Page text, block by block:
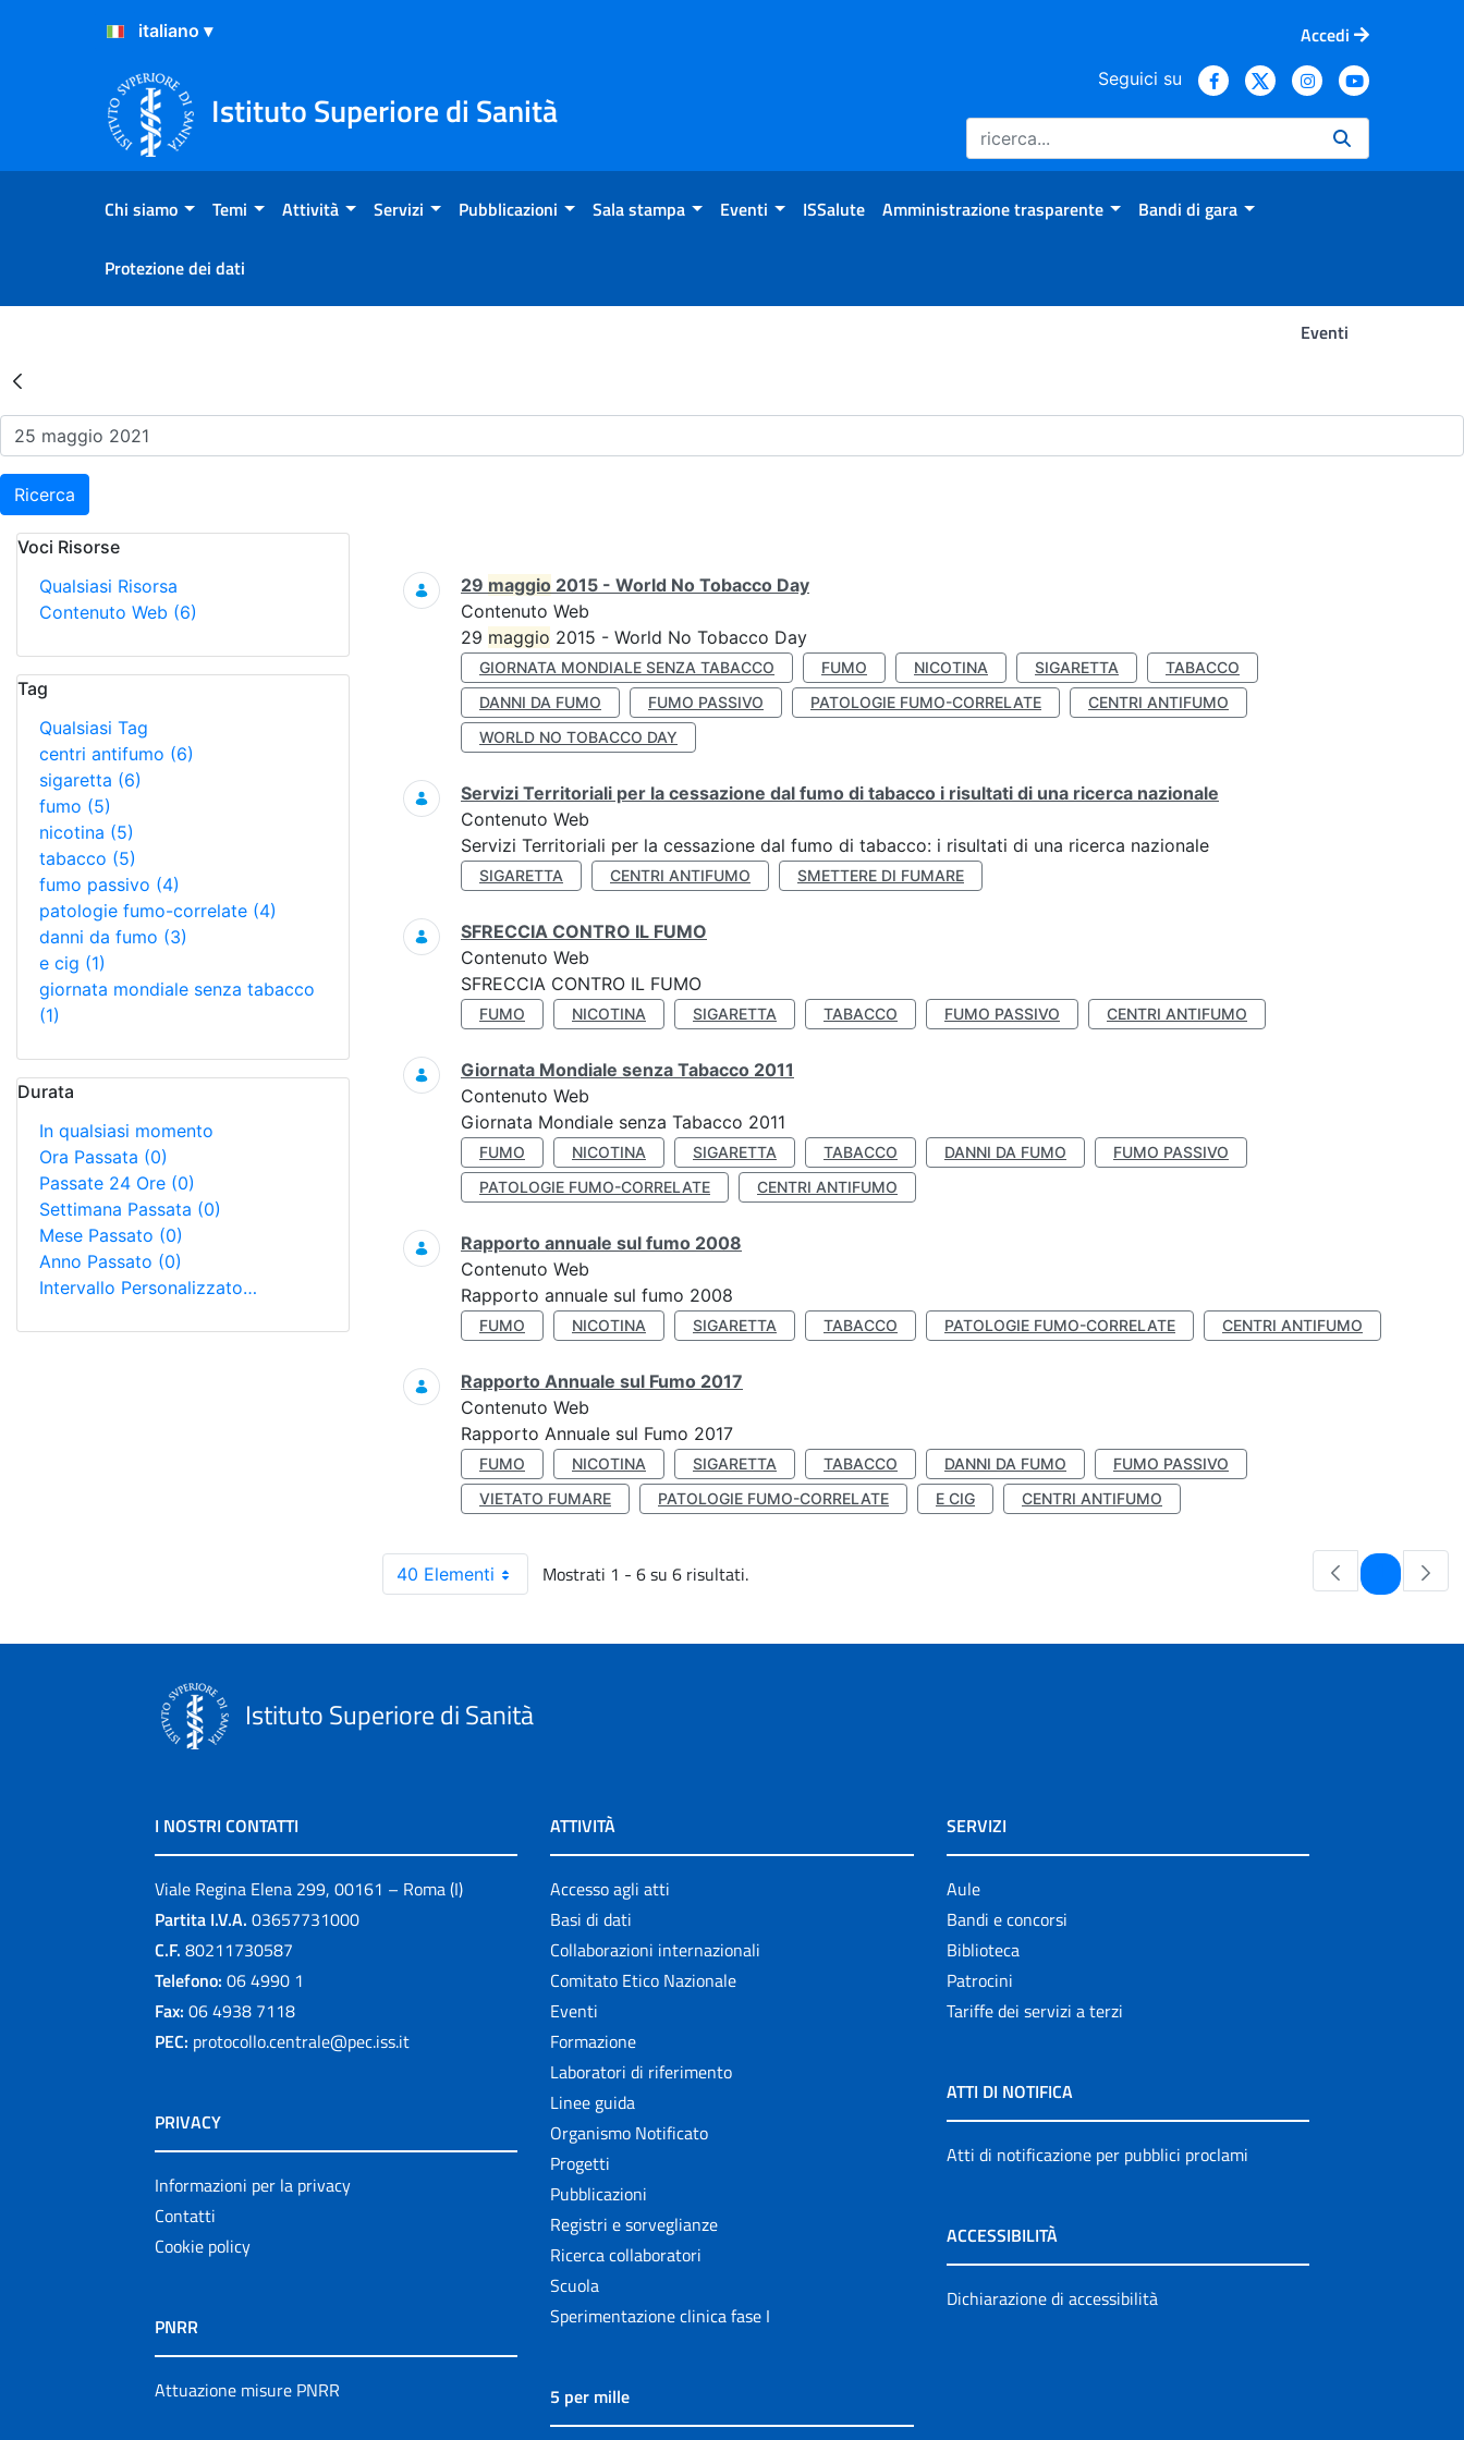
Salta al Contenuto
Salta al Footer
Accedi
Istituto Superiore di Sanità
Seguici su
Chi siamo Temi Attività Servizi Pubblicazioni Sala stampa Eventi ISSalute Amministrazione trasparente Bandi di gara
Protezione dei dati
Eventi
Risultati della Ricerca - Eventi
Ricerca
Voci Risorse
Qualsiasi Risorsa
Contenuto Web (6)
Tag
Qualsiasi Tag
centri antifumo (6)
sigaretta (6)
fumo (5)
nicotina (5)
tabacco (5)
fumo passivo (4)
patologie fumo-correlate (4)
danni da fumo (3)
e cig (1)
giornata mondiale senza tabacco
(1)
Durata
In qualsiasi momento
Ora Passata (0)
Passate 24 Ore (0)
Settimana Passata (0)
Mese Passato (0)
Anno Passato (0)
Intervallo Personalizzato…
Ricerca
29 maggio 2015 - World No Tobacco Day
Contenuto Web
29 maggio 2015 - World No Tobacco Day
GIORNATA MONDIALE SENZA TABACCO FUMO NICOTINA SIGARETTA
TABACCO
DANNI DA FUMO
FUMO PASSIVO PATOLOGIE FUMO-CORRELATE
CENTRI ANTIFUMO
WORLD NO TOBACCO DAY
Servizi Territoriali per la cessazione dal fumo di tabacco i risultati di una ricerca nazionale
Contenuto Web
Servizi Territoriali per la cessazione dal fumo di tabacco: i risultati di una ricerca nazionale
SIGARETTA CENTRI ANTIFUMO SMETTERE DI FUMARE
SFRECCIA CONTRO IL FUMO
Contenuto Web
SFRECCIA CONTRO IL FUMO
FUMO NICOTINA SIGARETTA TABACCO FUMO PASSIVO CENTRI ANTIFUMO
Giornata Mondiale senza Tabacco 2011
Contenuto Web
Giornata Mondiale senza Tabacco 2011
FUMO NICOTINA SIGARETTA TABACCO DANNI DA FUMO
FUMO PASSIVO
PATOLOGIE FUMO-CORRELATE
CENTRI ANTIFUMO
Rapporto annuale sul fumo 2008
Contenuto Web
Rapporto annuale sul fumo 2008
FUMO NICOTINA SIGARETTA TABACCO PATOLOGIE FUMO-CORRELATE CENTRI ANTIFUMO
Rapporto Annuale sul Fumo 2017
Contenuto Web
Rapporto Annuale sul Fumo 2017
FUMO NICOTINA SIGARETTA TABACCO DANNI DA FUMO
FUMO PASSIVO
VIETATO FUMARE
PATOLOGIE FUMO-CORRELATE E CIG CENTRI ANTIFUMO
40 Elementi Mostrati 1 - 6 su 6 risultati. Pagina
Istituto Superiore di Sanità
I NOSTRI CONTATTI
Viale Regina Elena 299, 00161 – Roma (I)
Partita I.V.A. 03657731000
C.F. 80211730587
Telefono: 06 4990 1
Fax: 06 4938 7118
PEC: protocollo.centrale@pec.iss.it
PRIVACY
Informazioni per la privacy
Contatti
Cookie policy
PNRR
Attuazione misure PNRR
ATTIVITÀ
Accesso agli atti
Basi di dati
Collaborazioni internazionali
Comitato Etico Nazionale
Eventi
Formazione
Laboratori di riferimento
Linee guida
Organismo Notificato
Progetti
Pubblicazioni
Registri e sorveglianze
Ricerca collaboratori
Scuola
Sperimentazione clinica fase I
5 per mille
SERVIZI
Aule
Bandi e concorsi
Biblioteca
Patrocini
Tariffe dei servizi a terzi
ATTI DI NOTIFICA
Atti di notificazione per pubblici proclami
ACCESSIBILITÀ
Dichiarazione di accessibilità